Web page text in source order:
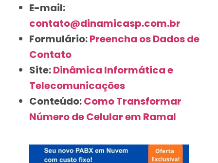
E-mail:
contato@dinamicasp.com.br
Formulário:Preencha os Dados de
Contato
Site:Dinâmica Informática e
Telecomunicações
Conteúdo:Como Transformar
Número de Celular em Ramal